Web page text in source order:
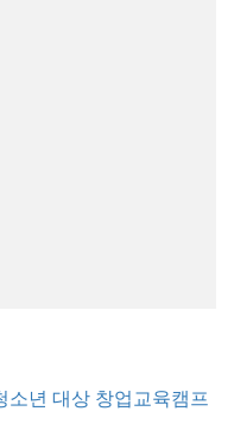
소년 대상 창업교육캠프